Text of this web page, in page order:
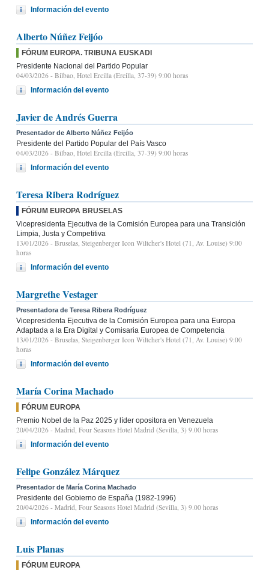
Información del evento
Alberto Núñez Feijóo
FÓRUM EUROPA. TRIBUNA EUSKADI
Presidente Nacional del Partido Popular
04/03/2026 - Bilbao, Hotel Ercilla (Ercilla, 37-39) 9:00 horas
Información del evento
Javier de Andrés Guerra
Presentador de Alberto Núñez Feijóo
Presidente del Partido Popular del País Vasco
04/03/2026 - Bilbao, Hotel Ercilla (Ercilla, 37-39) 9:00 horas
Información del evento
Teresa Ribera Rodríguez
FÓRUM EUROPA BRUSELAS
Vicepresidenta Ejecutiva de la Comisión Europea para una Transición
Limpia, Justa y Competitiva
13/01/2026 - Bruselas, Steigenberger Icon Wiltcher's Hotel (71, Av. Louise) 9:00
horas
Información del evento
Margrethe Vestager
Presentadora de Teresa Ribera Rodríguez
Vicepresidenta Ejecutiva de la Comisión Europea para una Europa
Adaptada a la Era Digital y Comisaria Europea de Competencia
13/01/2026 - Bruselas, Steigenberger Icon Wiltcher's Hotel (71, Av. Louise) 9:00
horas
Información del evento
María Corina Machado
FÓRUM EUROPA
Premio Nobel de la Paz 2025 y líder opositora en Venezuela
20/04/2026 - Madrid, Four Seasons Hotel Madrid (Sevilla, 3) 9.00 horas
Información del evento
Felipe González Márquez
Presentador de María Corina Machado
Presidente del Gobierno de España (1982-1996)
20/04/2026 - Madrid, Four Seasons Hotel Madrid (Sevilla, 3) 9.00 horas
Información del evento
Luis Planas
FÓRUM EUROPA